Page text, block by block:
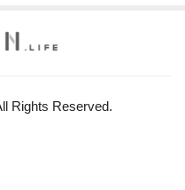
Rights Reserved.